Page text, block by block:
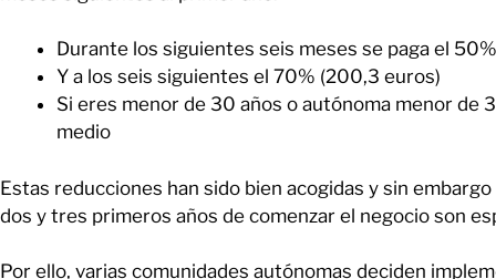
Durante los siguientes seis meses se paga el
Y a los seis siguientes el 70% (200,3 euros)
Si eres menor de 30 años o autónoma menor de
medio
Estas reducciones han sido bien acogidas y sin
dos y tres primeros años de comenzar el negocio son
Por ello, varias comunidades autónomas deciden